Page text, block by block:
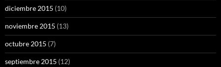
diciembre 2015 (10)
noviembre 2015 (13)
octubre 2015 (7)
septiembre 2015 (12)